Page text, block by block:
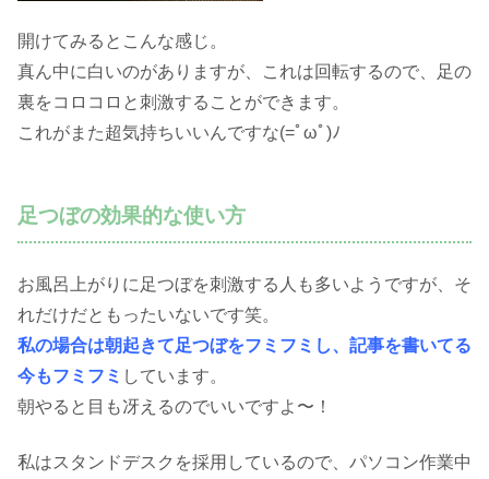
開けてみるとこんな感じ。
真ん中に白いのがありますが、これは回転するので、足の
裏をコロコロと刺激することができます。
これがまた超気持ちいいんですな(=ﾟωﾟ)ﾉ
足つぼの効果的な使い方
お風呂上がりに足つぼを刺激する人も多いようですが、そ
れだけだともったいないです笑。
私の場合は朝起きて足つぼをフミフミし、記事を書いてる
今もフミフミ しています。
朝やると目も冴えるのでいいですよ〜！
私はスタンドデスクを採用しているので、パソコン作業中